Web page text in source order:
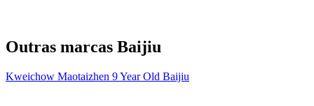
Outras marcas Baijiu
Kweichow Maotaizhen 9 Year Old Baijiu